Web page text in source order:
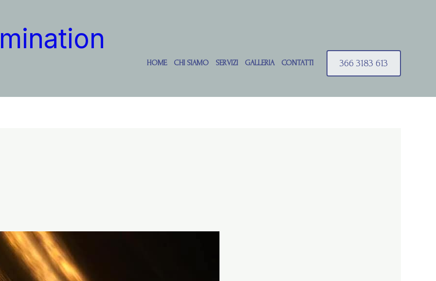
HOME CHI SIAMO SERVIZI GALLERIA CONTATTI 366 3183 613